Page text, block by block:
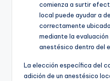
comienza a surtir
local puede ayudar a
correctamente
mediante la
anestésico dentro del
La elección específica del
adición de un anestésico